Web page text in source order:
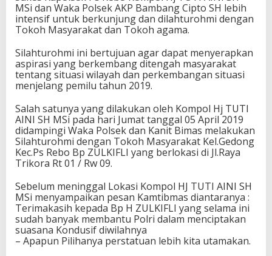
MSi dan Waka Polsek AKP Bambang Cipto SH lebih
intensif untuk berkunjung dan dilahturohmi dengan
Tokoh Masyarakat dan Tokoh agama.
Silahturohmi ini bertujuan agar dapat menyerapkan
aspirasi yang berkembang ditengah masyarakat
tentang situasi wilayah dan perkembangan situasi
menjelang pemilu tahun 2019.
Salah satunya yang dilakukan oleh Kompol Hj TUTI
AINI SH MSi pada hari Jumat tanggal 05 April 2019
didampingi Waka Polsek dan Kanit Bimas melakukan
Silahturohmi dengan Tokoh Masyarakat Kel.Gedong
Kec.Ps Rebo Bp ZULKIFLI yang berlokasi di Jl.Raya
Trikora Rt 01 / Rw 09.
Sebelum meninggal Lokasi Kompol HJ TUTI AINI SH
MSi menyampaikan pesan Kamtibmas diantaranya :
Terimakasih kepada Bp H ZULKIFLI yang selama ini
sudah banyak membantu Polri dalam menciptakan
suasana Kondusif diwilahnya
– Apapun Pilihanya perstatuan lebih kita utamakan.